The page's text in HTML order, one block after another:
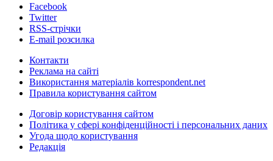
Facebook
Twitter
RSS-стрічки
E-mail розсилка
Контакти
Реклама на сайті
Використання матеріалів korrespondent.net
Правила користування сайтом
Договір користування сайтом
Політика у сфері конфіденційності і персональних даних
Угода щодо користування
Редакція